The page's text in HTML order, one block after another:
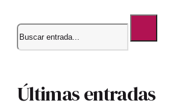
Últimas entradas